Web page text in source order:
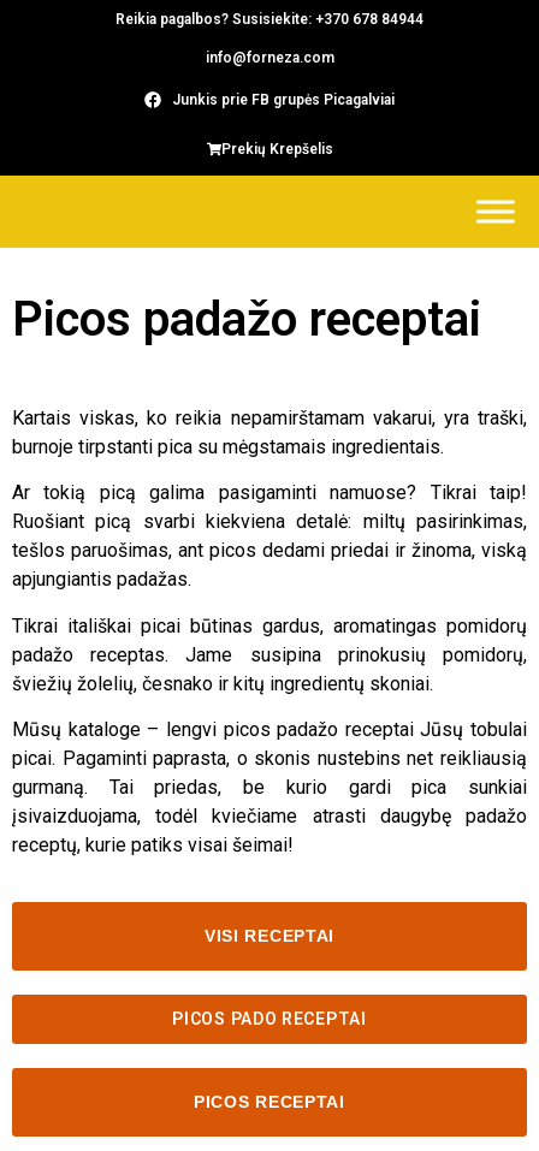
Reikia pagalbos? Susisiekite: +370 678 84944
info@forneza.com
Junkis prie FB grupės Picagalviai
Prekių Krepšelis
Picos padažo receptai
Kartais viskas, ko reikia nepamirštamam vakarui, yra traški,
burnoje tirpstanti pica su mėgstamais ingredientais.
Ar tokią picą galima pasigaminti namuose? Tikrai taip!
Ruošiant picą svarbi kiekviena detalė: miltų pasirinkimas,
tešlos paruošimas, ant picos dedami priedai ir žinoma, viską
apjungiantis padažas.
Tikrai itališkai picai būtinas gardus, aromatingas pomidorų
padažo receptas. Jame susipina prinokusių pomidorų,
šviežių žolelių, česnako ir kitų ingredientų skoniai.
Mūsų kataloge – lengvi picos padažo receptai Jūsų tobulai
picai. Pagaminti paprasta, o skonis nustebins net reikliausią
gurmaną. Tai priedas, be kurio gardi pica sunkiai
įsivaizduojama, todėl kviečiame atrasti daugybę padažo
receptų, kurie patiks visai šeimai!
VISI RECEPTAI
PICOS PADO RECEPTAI
PICOS RECEPTAI